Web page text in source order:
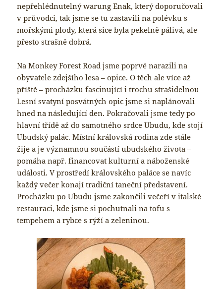
nepřehlédnutelný warung Enak, který doporučovali
v průvodci, tak jsme se tu zastavili na polévku s
mořskými plody, která sice byla pekelně pálivá, ale
přesto strašně dobrá.
Na Monkey Forest Road jsme poprvé narazili na
obyvatele zdejšího lesa – opice. O těch ale více až
příště – procházku fascinující i trochu strašidelnou
Lesní svatyní posvátných opic jsme si naplánovali
hned na následující den. Pokračovali jsme tedy po
hlavní třídě až do samotného srdce Ubudu, kde stojí
Ubudský palác. Místní královská rodina zde stále
žije a je významnou součástí ubudského života –
pomáha např. financovat kulturní a náboženské
události. V prostředí královského paláce se navíc
každý večer konají tradiční taneční představení.
Procházku po Ubudu jsme zakončili večeří v italské
restauraci, kde jsme si pochutnali na tofu s
tempehem a rybce s rýží a zeleninou.